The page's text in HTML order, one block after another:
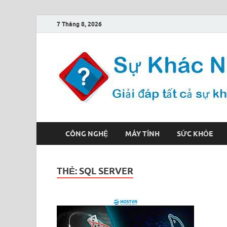
7 Tháng 8, 2026
CÔNG NGHỆ MÁY TÍNH SỨC KHỎE
THẺ: SQL SERVER